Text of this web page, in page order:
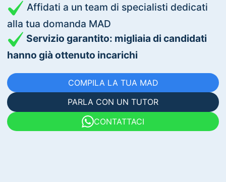
Affidati a un team di specialisti dedicati
alla tua domanda MAD
Servizio garantito: migliaia di candidati
hanno già ottenuto incarichi
COMPILA LA TUA MAD
PARLA CON UN TUTOR
CONTATTACI